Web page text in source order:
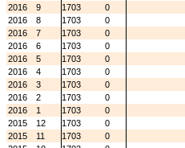
2016
9 1703
0
2016
8 1703
0
2016
7 1703
0
2016
6 1703
0
2016
5 1703
0
2016
4 1703
0
2016
3 1703
0
2016
2 1703
0
2016
1 1703
0
2015
12 1703
0
2015
11 1703
0